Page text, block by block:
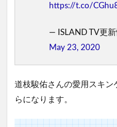
https://t.co/
— ISLAND TV更
May 23, 2020
道枝駿佑さんの愛用スキン
らになります。